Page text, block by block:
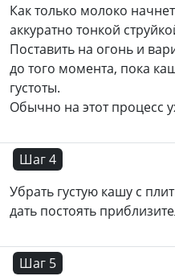
Как только молоко
аккуратно тонкой
Поставить на огонь и
до того момента, пока
густоты.
Обычно на этот процесс
Шаг 4
Убрать густую кашу с
дать постоять
Шаг 5